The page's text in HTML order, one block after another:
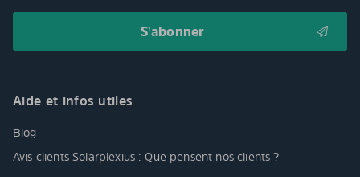
Aide et infos utiles
Blog
Avis clients Solarplexius : Que pensent nos clients ?